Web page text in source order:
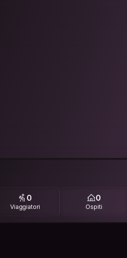
0
Viaggiatori
0
Ospiti